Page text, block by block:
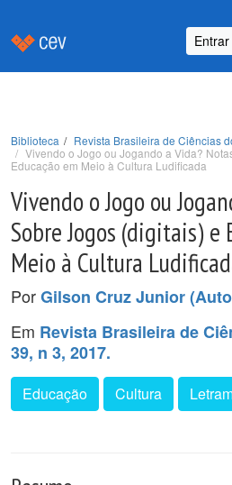
Entrar
Biblioteca
Revista Brasileira de Ciências
Vivendo o Jogo ou Jogando a Vida?
Educação em Meio à Cultura Ludificada
Vivendo o Jogo ou
Sobre Jogos (digitais) e
Meio à Cultura
PorGilson Cruz Junior
Em Revista Brasileira de
39, n 3, 2017.
Educação Cultura